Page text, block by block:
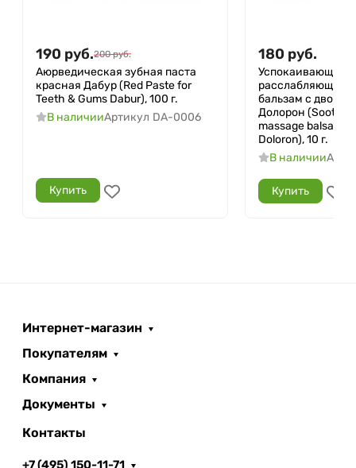
190 руб.200 руб.
Аюрведическая зубная паста
красная Дабур (Red Paste for
Teeth & Gums Dabur), 100 г.
В наличииАртикул DA-0006
Купить
180 руб.
Успокаивающий и
расслабляющий
бальзам с
Долорон
massage balsam
Doloron), 10 г.
В наличии
Купить
Интернет-магазин
Покупателям
Компания
Документы
Контакты
+7 (495) 150-11-71